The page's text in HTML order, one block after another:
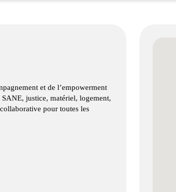
et de l’empowerment
justice, matériel, logement,
pour toutes les